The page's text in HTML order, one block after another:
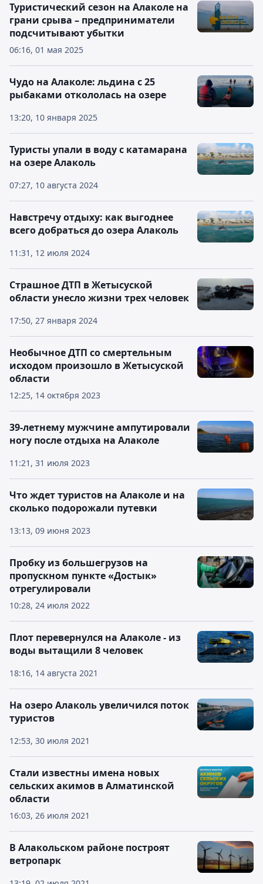
06:16, 01 мая 2025
Туристический сезон на Алаколе на
грани срыва – предприниматели
подсчитывают убытки
13:20, 10 января 2025
Чудо на Алаколе: льдина с 25
рыбаками откололась на озере
07:27, 10 августа 2024
Туристы упали в воду с катамарана
на озере Алаколь
11:31, 12 июля 2024
Навстречу отдыху: как выгоднее
всего добраться до озера Алаколь
17:50, 27 января 2024
Страшное ДТП в Жетысуской
области унесло жизни трех человек
12:25, 14 октября 2023
Необычное ДТП со смертельным
исходом произошло в Жетысуской
области
11:21, 31 июля 2023
39-летнему мужчине ампутировали
ногу после отдыха на Алаколе
13:13, 09 июня 2023
Что ждет туристов на Алаколе и на
сколько подорожали путевки
10:28, 24 июля 2022
Пробку из большегрузов на
пропускном пункте «Достык»
отрегулировали
18:16, 14 августа 2021
Плот перевернулся на Алаколе - из
воды вытащили 8 человек
12:53, 30 июля 2021
На озеро Алаколь увеличился поток
туристов
16:03, 26 июля 2021
Стали известны имена новых
сельских акимов в Алматинской
области
В Алакольском районе построят
ветропарк